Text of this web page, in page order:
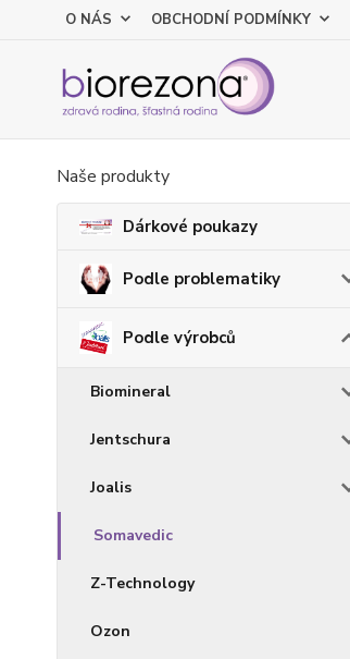
O NÁS OBCHODNÍ PODMÍNKY
Naše produkty
Dárkové poukazy
Podle problematiky
Podle výrobců
Biomineral
Jentschura
Joalis
Somavedic
Z-Technology
Ozon